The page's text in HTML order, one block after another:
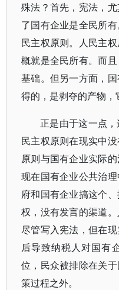
殊法？首先，宪法，
了国有企业是全民所
民主权原则。人民主
概就是全民所有。而
基础。但另一方面，
得的，是剥夺的产物，
正是由于这一点
民主权原则在现实中
原则与国有企业实际的
现在国有企业公共治
府和国有企业搞这个
权，没有发言的渠道
尽管写入宪法，但在
后导致纳税人对国有
位，民众被排除在关
策过程之外。